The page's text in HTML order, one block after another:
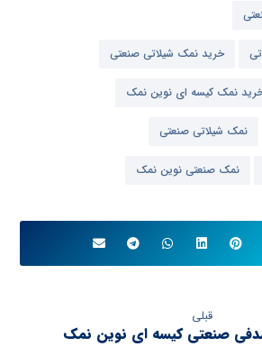
خرید نمک شیلاتی صنعتی
نمک کیسه ای نوین نمک
نمک شیلاتی صنعتی
نمک صنعتی نوین نمک
قبلی
صنعتی کیسه ای نوین نمک